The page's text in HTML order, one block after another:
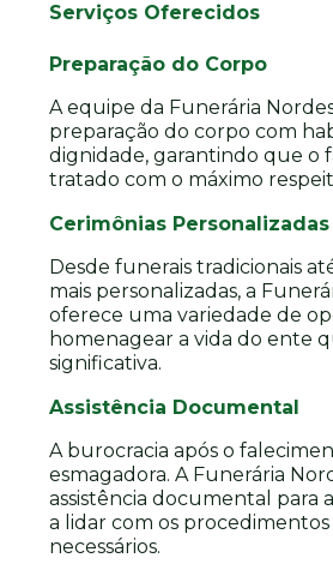
Serviços Oferecidos
Preparação do Corpo
A equipe da Funerária
preparação do corpo com
dignidade, garantindo que o
tratado com o máximo
Cerimônias Personalizadas
Desde funerais tradicionais
mais personalizadas, a
oferece uma variedade de
homenagear a vida do ente
significativa.
Assistência Documental
A burocracia após o
esmagadora. A Funerária
assistência documental para
a lidar com os procedimentos
necessários.